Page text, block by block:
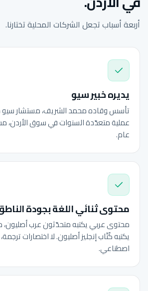
أربعة أسباب تجعل الشركات المحلية تختارنا.
يديره خبير سيو
تأسس وقاده محمد الشريف، مستشار سيو
عملية متعدّدة السنوات في سوق الأردن،
عام.
محتوى ثنائي اللغة بجودة
محتوى عربي يكتبه متحدّثون عرب أصليون،
يكتبه كُتّاب إنجليز أصليون. لا اختصارات
اصطناعي.